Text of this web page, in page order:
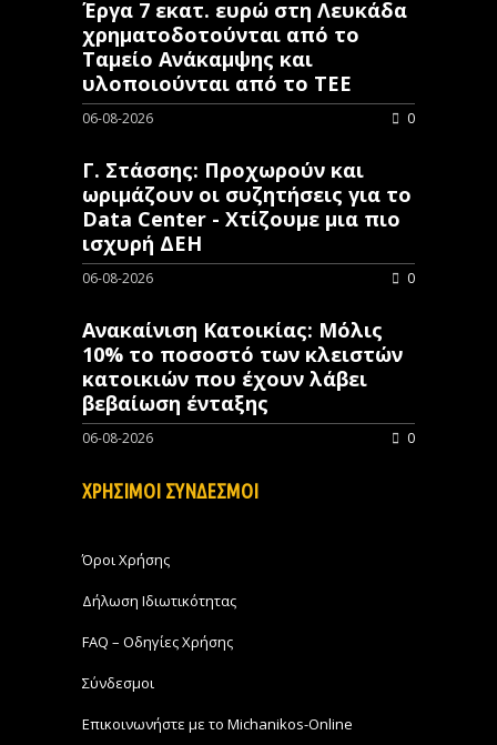
Έργα 7 εκατ. ευρώ στη Λευκάδα
χρηματοδοτούνται από το
Ταμείο Ανάκαμψης και
υλοποιούνται από το ΤΕΕ
06-08-2026 0
Γ. Στάσσης: Προχωρούν και
ωριμάζουν οι συζητήσεις για το
Data Center - Χτίζουμε μια πιο
ισχυρή ΔΕΗ
06-08-2026 0
Ανακαίνιση Κατοικίας: Μόλις
10% το ποσοστό των κλειστών
κατοικιών που έχουν λάβει
βεβαίωση ένταξης
06-08-2026 0
ΧΡΗΣΙΜΟΙ ΣΥΝΔΕΣΜΟΙ
Όροι Χρήσης
Δήλωση Ιδιωτικότητας
FAQ – Οδηγίες Χρήσης
Σύνδεσμοι
Επικοινωνήστε με το Michanikos-Online